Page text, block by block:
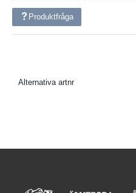
Produktfråga
Alternativa artnr